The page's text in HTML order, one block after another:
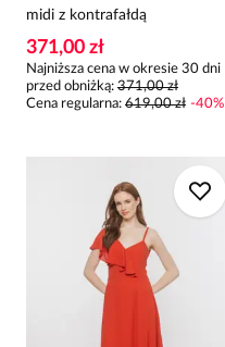
midi z kontrafałdą
371,00 zł
Najniższa cena w okresie 30 dni
przed obniżką: 371,00 zł
Cena regularna: 619,00 zł -40%